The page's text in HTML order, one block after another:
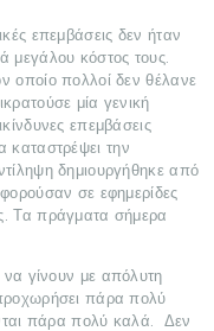
επεμβάσεις δεν ήταν
μεγάλου κόστος τους.
οποίο πολλοί δεν θέλανε
μία γενική
επεμβάσεις
την
δημιουργήθηκε από
σε εφημερίδες
Τα πράγματα σήμερα
γίνουν με απόλυτη
πάρα πολύ
πάρα πολύ καλά. Δεν